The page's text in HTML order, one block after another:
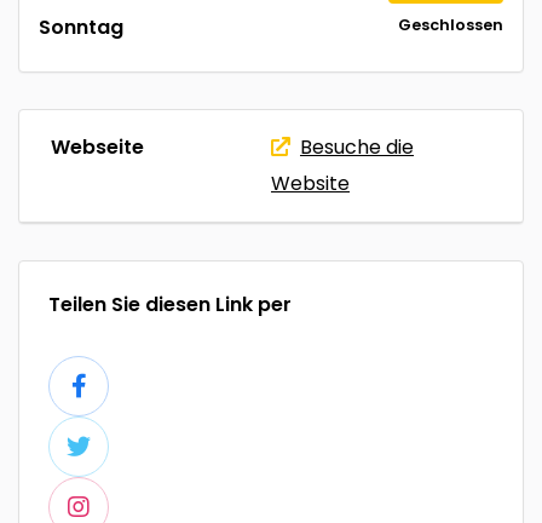
Sonntag Geschlossen
Webseite
Besuche die
Website
Teilen Sie diesen Link per